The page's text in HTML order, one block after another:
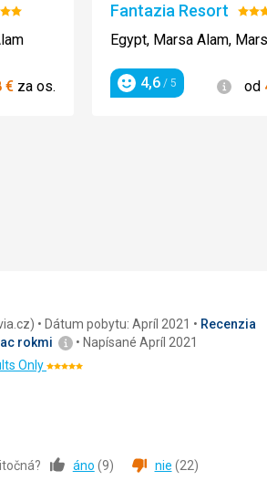
€ za os.
Fantazia Resort
5/5
Egypt, Marsa Alam,
Hodnotenie
4,6 / 5 od
(Invia.cz) Dátum pobytu: Apríl 2021
Recenzia
rokmi
Napísané Apríl 2021
OnlyHodnotenie:
áno (9) nie (22)